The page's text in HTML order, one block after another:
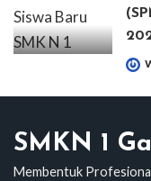
SMKN 1
Membentuk